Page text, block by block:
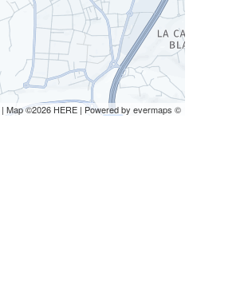
| Map ©2026 HERE | Powered by evermaps ©